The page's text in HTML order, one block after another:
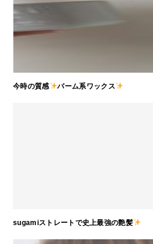
今時の質感 バーム系ワックス
sugamiストレートで史上最強の艶髪